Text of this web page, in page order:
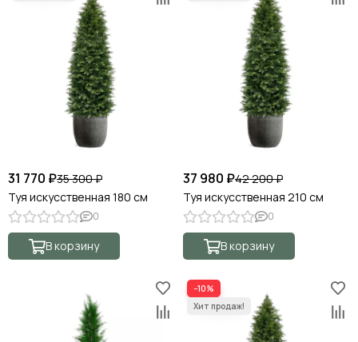
31 770 ₽35 300 ₽
Туя искусственная 180 см
0
В корзину
37 980 ₽42 200 ₽
Туя искусственная 210 см
0
В корзину
−10%